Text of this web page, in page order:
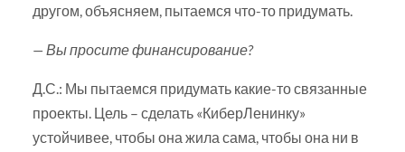
другом, объясняем, пытаемся что-то придумать.
— Вы просите финансирование?
Д.С.: Мы пытаемся придумать какие-то связанные
проекты. Цель – сделать «КиберЛенинку»
устойчивее, чтобы она жила сама, чтобы она ни в